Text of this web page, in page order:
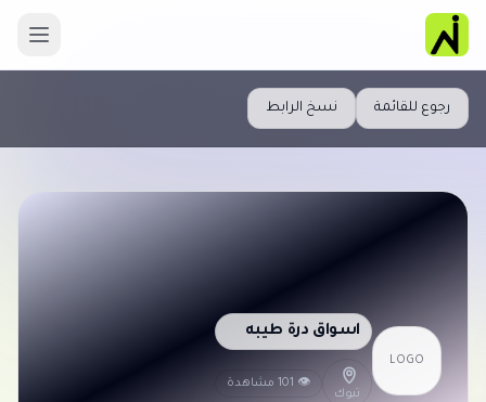
رجوع للقائمة نسخ الرابط
LOGO
اسواق درة طيبه
تبوك
👁 101 مشاهدة